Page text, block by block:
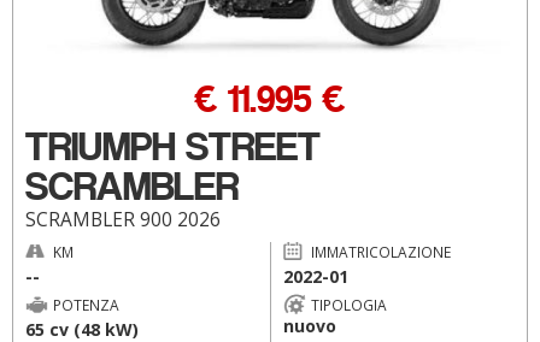
TRIUMPH STREET
SCRAMBLER
SCRAMBLER 900 2026
€ 11.995 €
KM
--
IMMATRICOLAZIONE
2022-01
POTENZA
65 cv (48 kW)
TIPOLOGIA
nuovo